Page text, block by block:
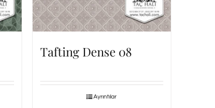
Tafting Dense 08
Ayrıntılar